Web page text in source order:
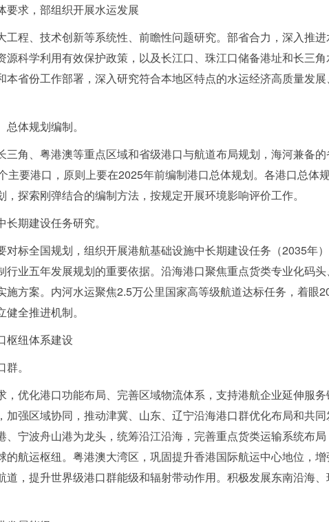
要求，部组织开展水运发展
工程、技术创新等系统性、前瞻性问题研究。部省合力，深入推
科学利用有效保护政策，以及长江口、珠江口储备港址和长三
本省份工作部署，深入研究符合本地区特点的水运经济高质量发
总体规划编制。
三角、粤港澳等重点区域和省级港口与航道布局规划，海河兼备
主要港口，原则上要在2025年前编制港口总体规划。各港口总体
探索刚弹结合的编制方法，按规定开展环境影响评价工作。
长期建设任务研究。
对标全国规划，组织开展港航基础设施中长期建设任务（2035年
行业五年发展规划的重要依据。沿海港口聚焦重点货类专业化码
施方案。内河水运聚焦2.5万公里国家高等级航道达标任务，着眼
全推进机制。
枢纽体系建设
。
，优化港口功能布局、完善区域物流体系，支持港航企业延伸服
加强区域协同，推动津冀、山东、辽宁沿海港口群优化布局和共
、宁波舟山港为龙头，统筹沿江沿海，完善重点货类运输系统布
的航运枢纽。粤港澳大湾区，巩固提升香港国际航运中心地位，
道，提升世界级港口群能级和辐射带动作用。积极发展东南沿海